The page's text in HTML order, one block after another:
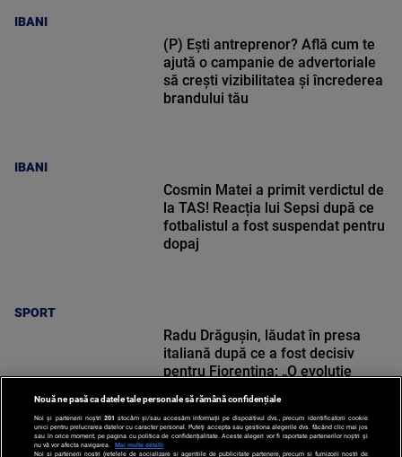
IBANI
IBANI
(P) Ești antreprenor? Află cum te
ajută o campanie de advertoriale
să crești vizibilitatea și încrederea
brandului tău
SPORT
Cosmin Matei a primit verdictul de
la TAS! Reacția lui Sepsi după ce
fotbalistul a fost suspendat pentru
dopaj
Radu Drăgușin, lăudat în presa
italiană după ce a fost decisiv
pentru Fiorentina: „O evoluție
Nouă ne pasă ca datele tale personale să rămână confidențiale
Noi și partenerii noștri 201 stocăm și/sau accesăm informații pe dispozitivul dvs., precum identificatorii cookie
unici pentru prelucrarea datelor cu caracter personal. Puteți accepta sau gestiona alegerile dvs. făcând clic mai jos
sau în orice moment, pe pagina cu politica de confidențialitate. Aceste alegeri vor fi raportate partenerilor noștri și
nu vă vor afecta navigarea.
Mai multe detalii
Noi si partenerii nostri (retelele de socializare si agentiile de publicitate partenere, precum si furnizorii nostri de